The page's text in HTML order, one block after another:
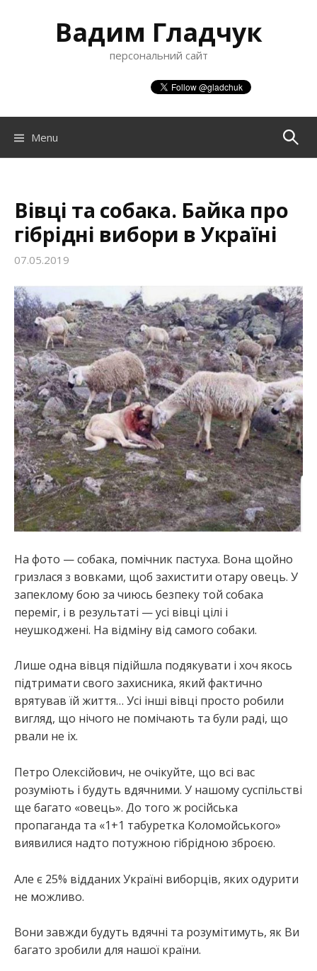
c
Вадим Гладчук
персональний сайт
Menu П
ш
к
:
Вівці та собака. Байка про
гібрідні вибори в Україні
07.05.2019
На фото — собака, помічник пастуха. Вона щойно
гризлася з вовками, щоб захистити отару овець. У
запеклому бою за чиюсь безпеку той собака
переміг, і в результаті — усі вівці цілі і
неушкоджені. На відміну від самого собаки.
Лише одна вівця підійшла подякувати і хоч якось
підтримати свого захисника, який фактично
врятував їй життя… Усі інші вівці просто робили
вигляд, що нічого не помічають та були раді, що
рвали не іх.
Петро Олексійович, не очікуйте, що всі вас
розуміють і будуть вдячними. У нашому суспільстві
ще багато «овець». До того ж російська
пропаганда та «1+1 табуретка Коломойського»
виявилися надто потужною гібрідною зброєю.
Але є 25% відданих Україні виборців, яких одурити
не можливо.
Вони завжди будуть вдячні та розумітимуть, як Ви
багато зробили для нашої країни.